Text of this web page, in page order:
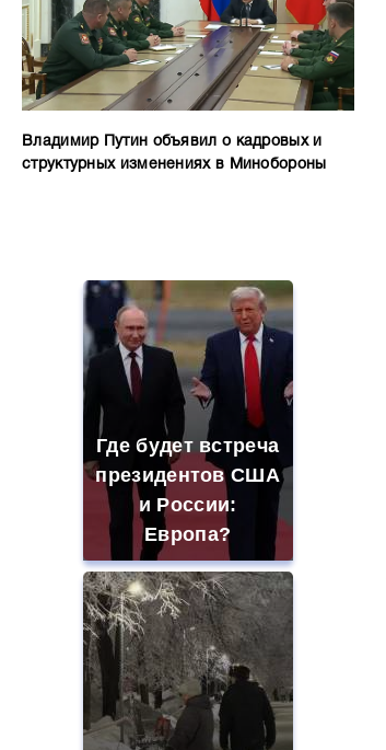
Владимир Путин объявил о кадровых и
структурных изменениях в Минобороны
Где будет встреча
президентов США
и России:
Европа?